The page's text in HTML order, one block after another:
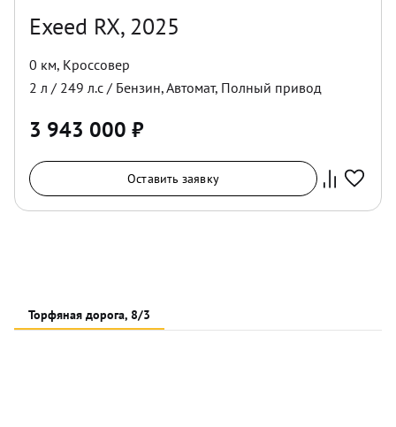
Exeed RX, 2025
0 км, Кроссовер
2 л / 249 л.с / Бензин,Автомат, Полный привод
3 943 000 ₽
Оставить заявку
Торфяная дорога, 8/3